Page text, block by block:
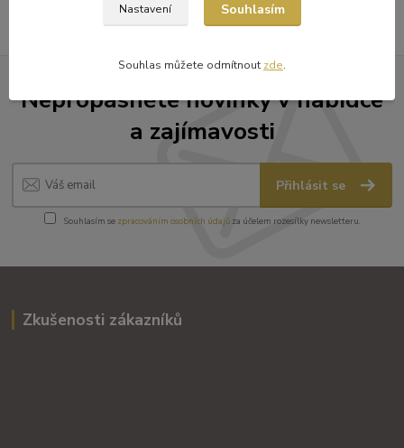
Nepropásněte novinky v nabídce
a zajímavosti
Přihlásit se
Souhlasím se zpracováním osobních údajůza účelem rozesílky newsletteru.
Zkušenosti zákazníků
Nastavení Souhlasím
Souhlas můžete odmítnout zde.